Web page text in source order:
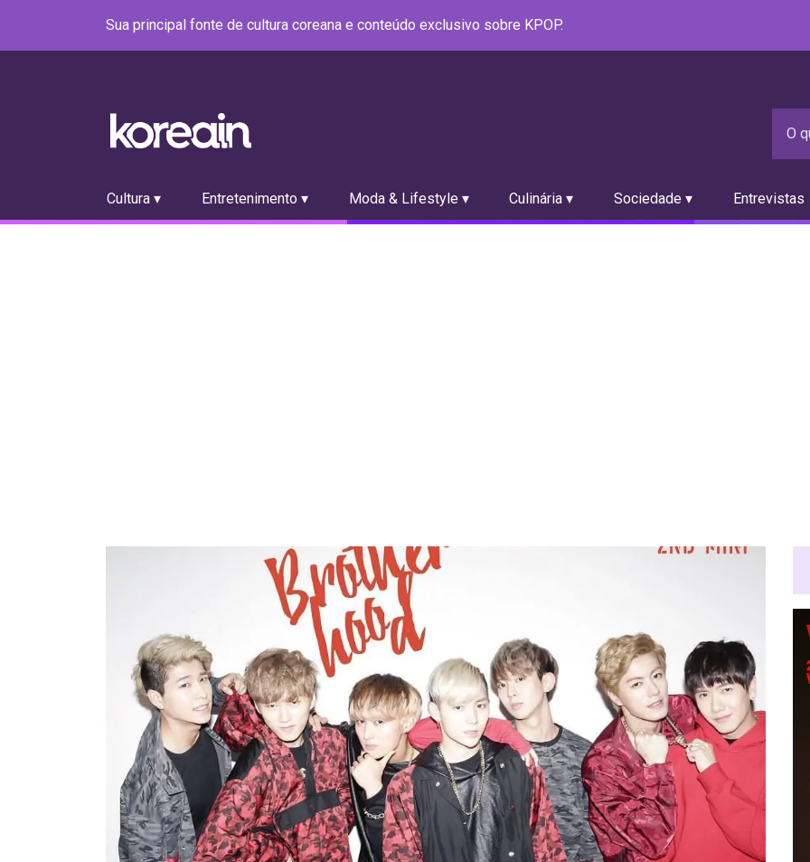
Sua principal fonte de cultura coreana e conteúdo exclusivo sobre KPOP.
Cultura ▾ Entretenimento ▾ Moda & Lifestyle ▾ Culinária ▾ Sociedade ▾ Entrevistas